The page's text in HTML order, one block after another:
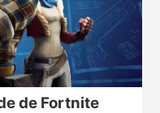
de Fortnite